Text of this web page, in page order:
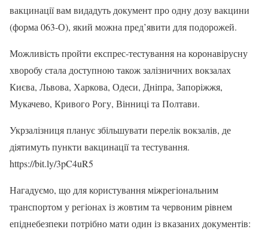
вакцинації вам видадуть документ про одну дозу вакцини
(форма 063-О), який можна пред’явити для подорожей.
Можливість пройти експрес-тестування на коронавірусну
хворобу стала доступною також залізничних вокзалах
Києва, Львова, Харкова, Одеси, Дніпра, Запоріжжя,
Мукачево, Кривого Рогу, Вінниці та Полтави.
Укрзалізниця планує збільшувати перелік вокзалів, де
діятимуть пункти вакцинації та тестування.
https://bit.ly/3pC4uR5
Нагадуємо, що для користування міжрегіональним
транспортом у регіонах із жовтим та червоним рівнем
епіднебезпеки потрібно мати один із вказаних документів: